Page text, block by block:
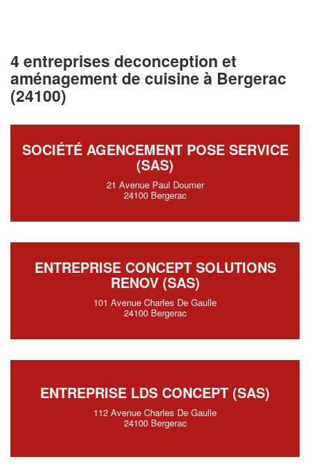
4 entreprises deconception et
aménagement de cuisine à Bergerac
(24100)
SOCIÉTÉ AGENCEMENT POSE SERVICE
(SAS)
21 Avenue Paul Doumer
24100 Bergerac
ENTREPRISE CONCEPT SOLUTIONS
RENOV (SAS)
101 Avenue Charles De Gaulle
24100 Bergerac
ENTREPRISE LDS CONCEPT (SAS)
112 Avenue Charles De Gaulle
24100 Bergerac